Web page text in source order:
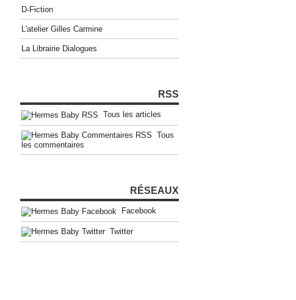
D-Fiction
L'atelier Gilles Carmine
La Librairie Dialogues
RSS
Tous les articles
Tous
les commentaires
RÉSEAUX
Facebook
Twitter